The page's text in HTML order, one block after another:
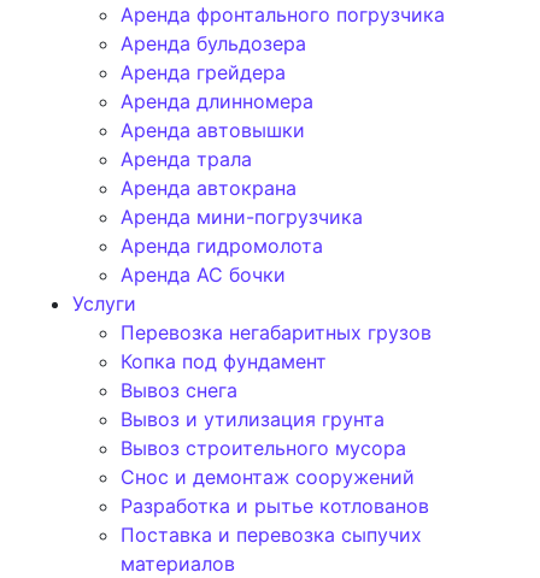
Аренда фронтального погрузчика
Аренда бульдозера
Аренда грейдера
Аренда длинномера
Аренда автовышки
Аренда трала
Аренда автокрана
Аренда мини-погрузчика
Аренда гидромолота
Аренда АС бочки
Услуги
Перевозка негабаритных грузов
Копка под фундамент
Вывоз снега
Вывоз и утилизация грунта
Вывоз строительного мусора
Снос и демонтаж сооружений
Разработка и рытье котлованов
Поставка и перевозка сыпучих
материалов